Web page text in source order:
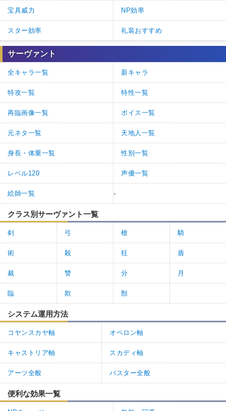
宝具威力 NP効率
スター効率 礼装おすすめ
サーヴァント
全キャラ一覧 新キャラ
特攻一覧 特性一覧
再臨画像一覧 ボイス一覧
元ネタ一覧 天地人一覧
身長・体重一覧 性別一覧
レベル120 声優一覧
絵師一覧 -
クラス別サーヴァント一覧
剣 弓 槍 騎
術 殺 狂 盾
裁 讐 分 月
臨 欺 獣
システム運用方法
コヤンスカヤ軸 オベロン軸
キャストリア軸 スカディ軸
アーツ全般 バスター全般
便利な効果一覧